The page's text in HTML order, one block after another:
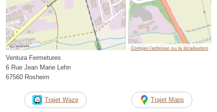
Corriger l’adresse ou la localisation
Ventura Fermetures
6 Rue Jean Marie Lehn
67560 Rosheim
Trajet Waze Trajet Maps